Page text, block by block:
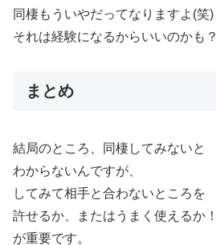
同棲もういやだってなりますよ(笑)
それは経験になるからいいのかも？
まとめ
結局のところ、同棲してみないと
わからないんですが、
してみて相手と合わないところを
許せるか、またはうまく使えるか！
が重要です。